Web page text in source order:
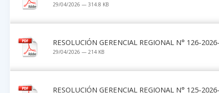
29/04/2026 — 314.8 KB
RESOLUCIÓN GERENCIAL REGIONAL N° 126-
29/04/2026 — 214 KB
RESOLUCIÓN GERENCIAL REGIONAL N° 125-